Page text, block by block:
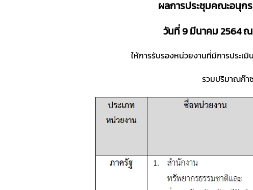
ผลการประชุมคณะอนุก
วันที่ 9 มีนาคม 2564
ให้การรับรองหน่วยงานที่มีการประเ
รวมปริมาณก๊า